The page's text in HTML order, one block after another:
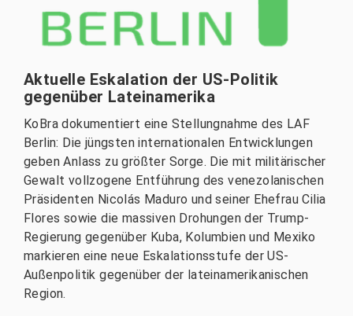
Aktuelle Eskalation der US-Politik
gegenüber Lateinamerika
KoBra dokumentiert eine Stellungnahme des LAF
Berlin: Die jüngsten internationalen Entwicklungen
geben Anlass zu größter Sorge. Die mit militärischer
Gewalt vollzogene Entführung des venezolanischen
Präsidenten Nicolás Maduro und seiner Ehefrau Cilia
Flores sowie die massiven Drohungen der Trump-
Regierung gegenüber Kuba, Kolumbien und Mexiko
markieren eine neue Eskalationsstufe der US-
Außenpolitik gegenüber der lateinamerikanischen
Region.